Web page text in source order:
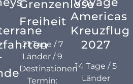
Handicap
von anderen Anbietern
ist nicht nur unsere
auch das sorgsam,
kuratierte Angebot. Wir
Grenzenlose
Freiheit
21 Tage / 7
Länder / 9
Destinationen
Termin:
Americas
Kreuzflug
2027
14 Tage / 5
Länder